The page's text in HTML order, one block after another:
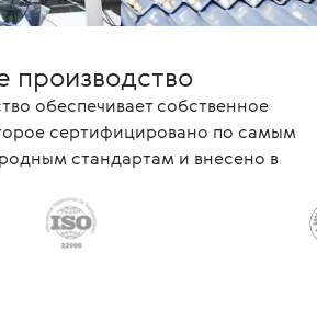
производство
обеспечивает собственное
сертифицировано по самым
стандартам и внесено в